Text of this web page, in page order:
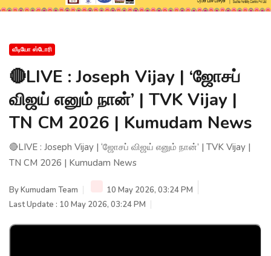
வீடியோ ஸ்டோரி
🔴LIVE : Joseph Vijay | ‘ஜோசப்
விஜய் எனும் நான்’ | TVK Vijay |
TN CM 2026 | Kumudam News
🔴LIVE : Joseph Vijay | ‘ஜோசப் விஜய் எனும் நான்’ | TVK Vijay |
TN CM 2026 | Kumudam News
ByKumudam Team
10 May 2026, 03:24 PM
Last Update : 10 May 2026, 03:24 PM